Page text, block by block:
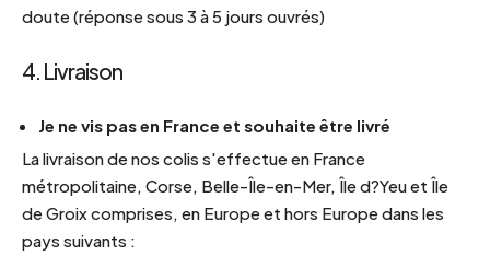
doute (réponse sous 3 à 5 jours ouvrés)
4. Livraison
Je ne vis pas en France et souhaite être livré
La livraison de nos colis s'effectue en France
métropolitaine, Corse, Belle-Île-en-Mer, Île d?Yeu et Île
de Groix comprises, en Europe et hors Europe dans les
pays suivants :